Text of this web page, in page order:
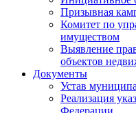
Призывная
Комитет по
имуществом
Выявление
объектов
Документы
Устав
Реализация
Федерации